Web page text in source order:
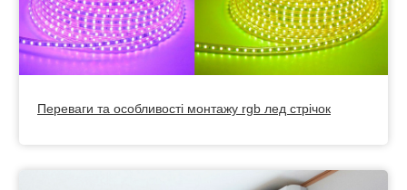
Переваги та особливості монтажу rgb лед стрічок